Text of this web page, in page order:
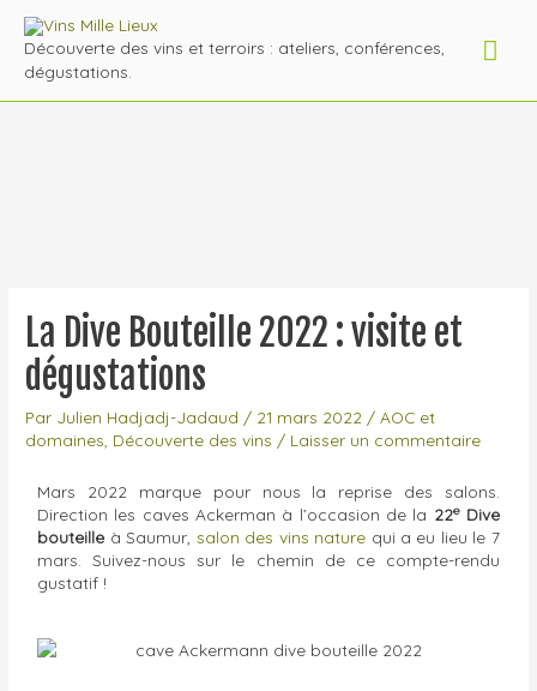
Découverte des vins et terroirs : ateliers, conférences,
dégustations.
La Dive Bouteille 2022 : visite et
dégustations
Par Julien Hadjadj-Jadaud / 21 mars 2022 /AOC et
domaines Découverte des vins / Laisser un commentaire
Mars 2022 marque pour nous la reprise des salons.
Direction les caves Ackerman à l’occasion de la 22eDive
bouteille à Saumur, salon des vins nature qui a eu lieu le 7
mars. Suivez-nous sur le chemin de ce compte-rendu
gustatif !